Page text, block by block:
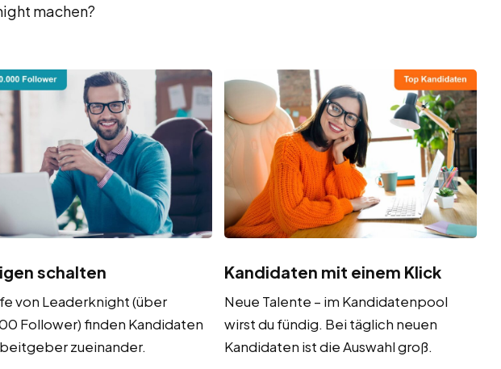
machen?
schalten
von Leaderknight (über
Follower) finden Kandidaten
zueinander.
Kandidaten mit einem Klick
Neue Talente – im Kandidatenpool
wirst du fündig. Bei täglich neuen
Kandidaten ist die Auswahl groß.